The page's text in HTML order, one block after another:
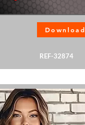
Download
REF-32874